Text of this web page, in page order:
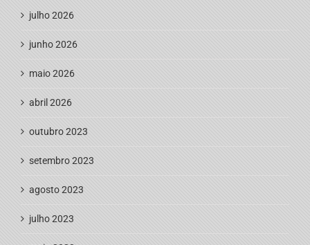
julho 2026
junho 2026
maio 2026
abril 2026
outubro 2023
setembro 2023
agosto 2023
julho 2023